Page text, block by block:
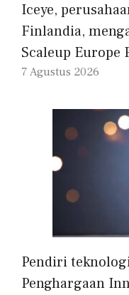
Iceye,
Finlandia,
Scaleup Europe
7 Agustus 2026
Pendiri
Penghargaan